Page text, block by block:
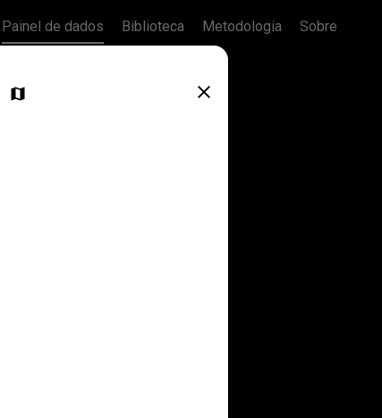
Painel de dados Biblioteca Metodologia Sobre